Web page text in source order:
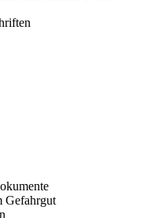
Gefahrgut